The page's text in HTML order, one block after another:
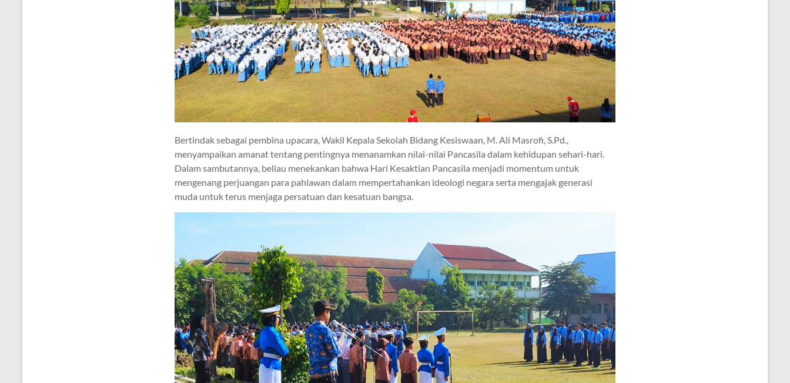
Bertindak sebagai pembina upacara, Wakil Kepala Sekolah Bidang Kesiswaan, M. Ali Masrofi, S.Pd.,
menyampaikan amanat tentang pentingnya menanamkan nilai-nilai Pancasila dalam kehidupan sehari-hari.
Dalam sambutannya, beliau menekankan bahwa Hari Kesaktian Pancasila menjadi momentum untuk
mengenang perjuangan para pahlawan dalam mempertahankan ideologi negara serta mengajak generasi
muda untuk terus menjaga persatuan dan kesatuan bangsa.